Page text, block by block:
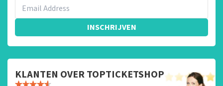
INSCHRIJVEN
KLANTEN OVER TOPTICKETSHOP